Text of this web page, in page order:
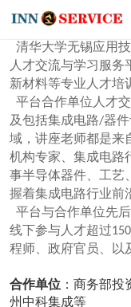
人才
清华大学无锡应用
人才交流与学习服务
新材料等专业人才培
平台合作单位人才
及包括集成电路/器
域，讲座老师都是来
机构专家、集成电路
事半导体器件、工艺
握着集成电路行业前
平台与合作单位先
线下参与人才超过
程师、政府官员、以
合作单位 ：商务部
州中科集成等